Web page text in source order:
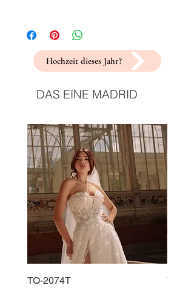
Hochzeit dieses Jahr?
DAS EINE MADRID
TO-2074T TO-